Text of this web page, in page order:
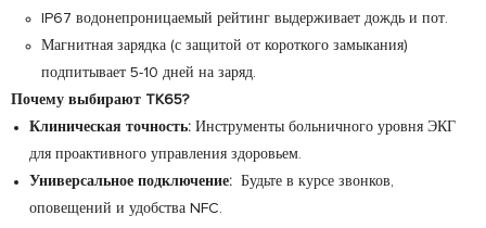
IP67 водонепроницаемый рейтинг выдерживает дождь и пот.
Магнитная зарядка (с защитой от короткого замыкания)
подпитывает 5-10 дней на заряд.
Почему выбирают TK65?
Клиническая точность: Инструменты больничного уровня ЭКГ
для проактивного управления здоровьем.
Универсальное подключение: Будьте в курсе звонков,
оповещений и удобства NFC.